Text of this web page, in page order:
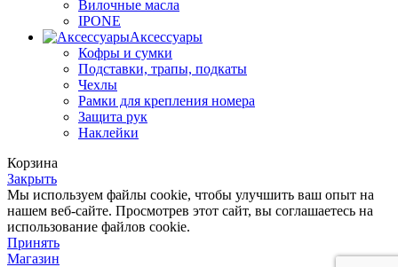
Вилочные масла
IPONE
Аксессуары
Кофры и сумки
Подставки, трапы, подкаты
Чехлы
Рамки для крепления номера
Защита рук
Наклейки
Корзина
Закрыть
Мы используем файлы cookie, чтобы улучшить ваш опыт на
нашем веб-сайте. Просмотрев этот сайт, вы соглашаетесь на
использование файлов cookie.
Принять
Магазин